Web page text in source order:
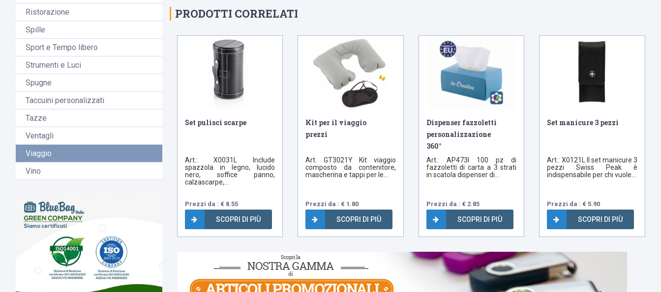
Ristorazione
Spille
Sport e Tempo libero
Strumenti e Luci
Spugne
Taccuini personalizzati
Tazze
Ventagli
Viaggio
Vino
PRODOTTI CORRELATI
Set pulisci scarpe
Art.: X0031L Include
spazzola in legno, lucido
nero, soffice panno,
calzascarpe,...
Prezzi da : € 8.55
SCOPRI DI PIÙ
Kit per il viaggio
prezzi
Art. GT3021Y Kit viaggio
composto da contenitore,
mascherina e tappi per le...
Prezzi da : € 1.80
SCOPRI DI PIÙ
Dispenser fazzoletti
personalizzazione
360°
Art.: AP473I 100 pz di
fazzoletti di carta a 3 strati
in scatola dispenser di...
Prezzi da : € 2.85
SCOPRI DI PIÙ
Set manicure 3 pezzi
Art.: X0121L Il set manicure 3
pezzi Swiss Peak è
indispensabile per chi vuole...
Prezzi da : € 5.90
SCOPRI DI PIÙ